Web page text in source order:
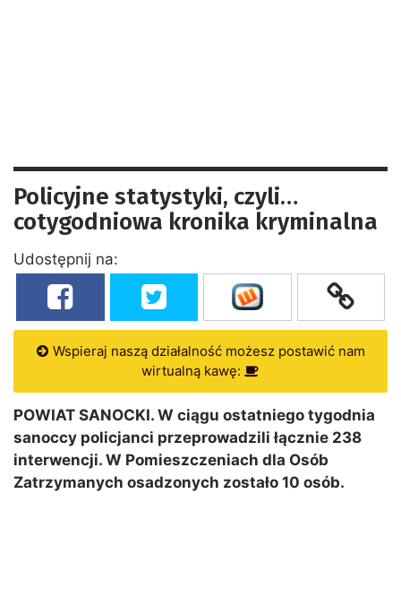
Policyjne statystyki, czyli…
cotygodniowa kronika kryminalna
Udostępnij na:
Wspieraj naszą działalność możesz postawić nam
wirtualną kawę:
POWIAT SANOCKI. W ciągu ostatniego tygodnia
sanoccy policjanci przeprowadzili łącznie 238
interwencji. W Pomieszczeniach dla Osób
Zatrzymanych osadzonych zostało 10 osób.